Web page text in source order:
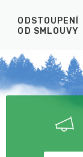
ODSTOUPENÍ
OD SMLOUVY